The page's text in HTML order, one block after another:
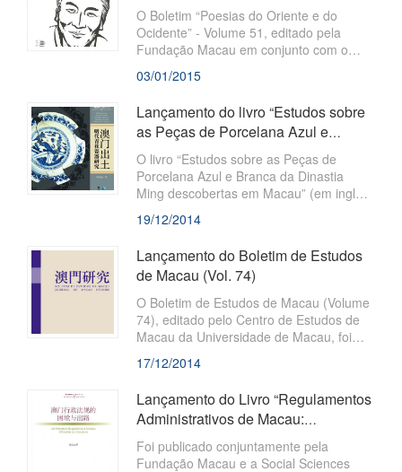
autoria do Prof. Prof. Tong Io Cheng,
Subdirector da Faculdade de Direito da
Universidade de Macau. O livro faz parte
da Colecção de Textos Jurídicos da RA...
O Boletim “Poesias do Oriente e do
Ocidente” - Volume 51, editado pela
Fundação Macau em conjunto com o
Comité de Criações da Associação dos
Escritores da Província de Guangdong e
foi recentemente publicado. O Boletim
adopta uma atitude liberta, tolerante e
aberta à escrita e fornece uma
plataforma para dar a conhecer poetas
que se manifestam por si próprios,
através das suas escritas criativas de
poesias.
03/01/2015
Lançamento do livro “Estudos sobre
as Peças de Porcelana Azul e
Branca da Dinastia Ming
descobertas ...
O livro “Estudos sobre as Peças de
Porcelana Azul e Branca da Dinastia
Ming descobertas em Macau” (em inglês,
“A Research on Blue and White Porcelain
Wares of the Ming Dynasty Unearthed in
sobre Macau” e com edição da autoria do
Dr. Ma Kam Keong, administrador do
Conselho de Administração do Instituto
para os Assuntos Cívicos e Municipais,
foi publicado, conjuntamente, pela “Social
Sciences Academic Press (China)”...
19/12/2014
Lançamento do Boletim de Estudos
de Macau (Vol. 74)
O Boletim de Estudos de Macau (Volume
74), editado pelo Centro de Estudos de
Macau da Universidade de Macau, foi
recentemente publicado pela Fundação
Macau. Este Boletim, com base nos
prudente, pragmática e criativa, tem por
objectivo “Estudar Macau e servir a
sociedade” e compilar dissertações das
áreas de
17/12/2014
Lançamento do Livro “Regulamentos
Administrativos de Macau:
Dificuldades e Soluções”
Foi publicado conjuntamente pela
Fundação Macau e a Social Sciences